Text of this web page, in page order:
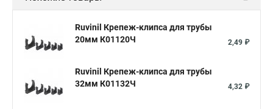
Ruvinil Крепеж-клипса для трубы
20мм К01120Ч
2,49 ₽
Ruvinil Крепеж-клипса для трубы
32мм К01132Ч
4,32 ₽